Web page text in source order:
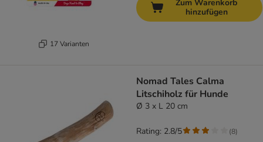
17 Varianten
Zum Warenkorb
hinzufügen
Nomad Tales Calma
Litschiholz für Hunde
Ø 3 x L 20 cm
Rating: 2.8/5 (8)